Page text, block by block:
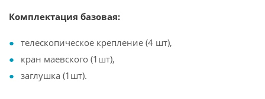
Комплектация базовая:
телескопическое крепление (4 шт),
кран маевского (1шт),
заглушка (1шт).